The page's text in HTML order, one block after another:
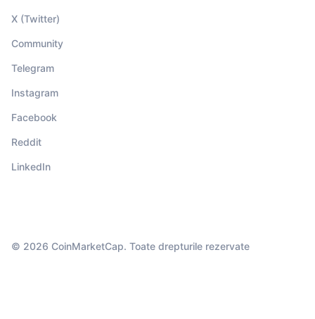
X (Twitter)
Community
Telegram
Instagram
Facebook
Reddit
LinkedIn
© 2026 CoinMarketCap. Toate drepturile rezervate